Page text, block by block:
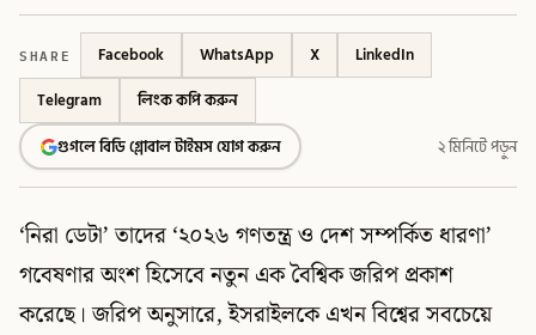
SHARE Facebook WhatsApp X
LinkedIn
Telegram
লিংক কপি করুন
গুগলে বিডি গ্লোবাল টাইমস যোগ করুন
২ মিনিটে পড়ুন
‘নিরা ডেটা’ তাদের ‘২০২৬ গণতন্ত্র ও দেশ সম্পর্কিত ধারণা’
গবেষণার অংশ হিসেবে নতুন এক বৈশ্বিক জরিপ প্রকাশ
করেছে। জরিপ অনুসারে, ইসরাইলকে এখন বিশ্বের সবচেয়ে